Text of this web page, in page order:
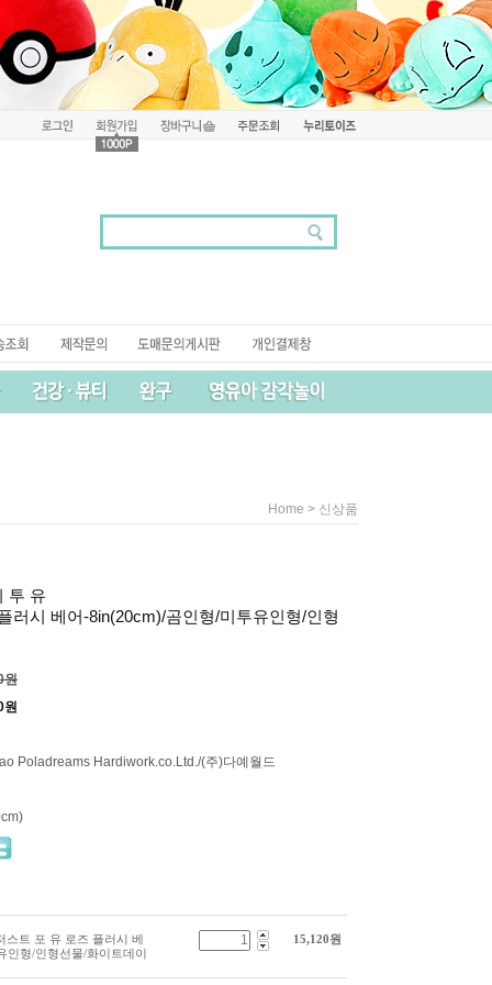
Home > 신상품
투 유
러시 베어-8in(20cm)/곰인형/미투유인형/인형
원
원
Poladreams Hardiwork.co.Ltd./(주)다예월드
스트 포 유 로즈 플러시 베
인형/인형선물/화이트데이
15,120원